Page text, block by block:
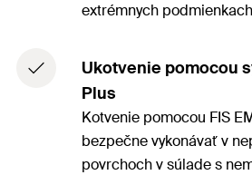
extrémnych
Ukotvenie pomocou
Plus
Kotvenie pomocou FIS
bezpečne vykonávať v
povrchoch v súlade s